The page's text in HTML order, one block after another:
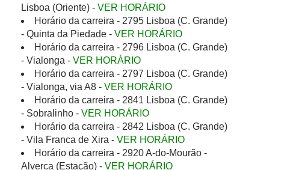
Lisboa (Oriente) - VER HORÁRIO
Horário da carreira - 2795 Lisboa (C. Grande)
- Quinta da Piedade - VER HORÁRIO
Horário da carreira - 2796 Lisboa (C. Grande)
- Vialonga - VER HORÁRIO
Horário da carreira - 2797 Lisboa (C. Grande)
- Vialonga, via A8 - VER HORÁRIO
Horário da carreira - 2841 Lisboa (C. Grande)
- Sobralinho - VER HORÁRIO
Horário da carreira - 2842 Lisboa (C. Grande)
- Vila Franca de Xira - VER HORÁRIO
Horário da carreira - 2920 A-do-Mourão -
Alverca (Estação) - VER HORÁRIO